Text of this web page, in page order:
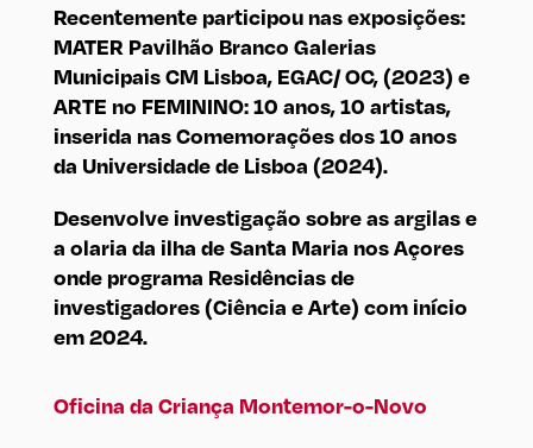
Recentemente participou nas exposições:
MATER Pavilhão Branco Galerias
Municipais CM Lisboa, EGAC/ OC, (2023) e
ARTE no FEMININO: 10 anos, 10 artistas,
inserida nas Comemorações dos 10 anos
da Universidade de Lisboa (2024).
Desenvolve investigação sobre as argilas e
a olaria da ilha de Santa Maria nos Açores
onde programa Residências de
investigadores (Ciência e Arte) com início
em 2024.
Oficina da Criança Montemor-o-Novo